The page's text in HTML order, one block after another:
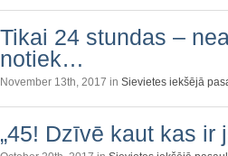
Tikai 24 stundas –
notiek…
November 13th, 2017 in Sievietes iekšējā
„45! Dzīvē kaut kas